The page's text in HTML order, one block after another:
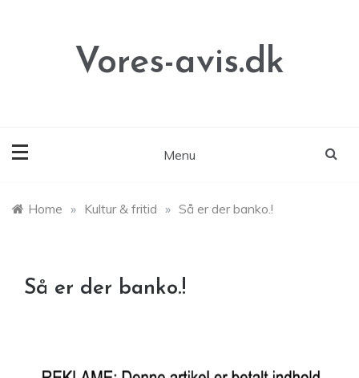
Vores-avis.dk
Menu
Home » Kultur & fritid » Så er der banko.!
Så er der banko.!